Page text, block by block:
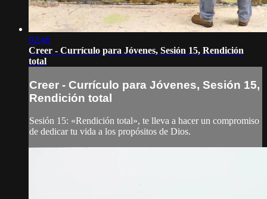
02:46
Creer - Currículo para Jóvenes, Sesión 15, Rendición
total
Creer - Currículo para Jóvenes, Sesión 15,
Rendición total
Sesión 15: «Rendición total», te lleva a hacer un compromiso
de dedicar tu vida a los propósitos de Dios.